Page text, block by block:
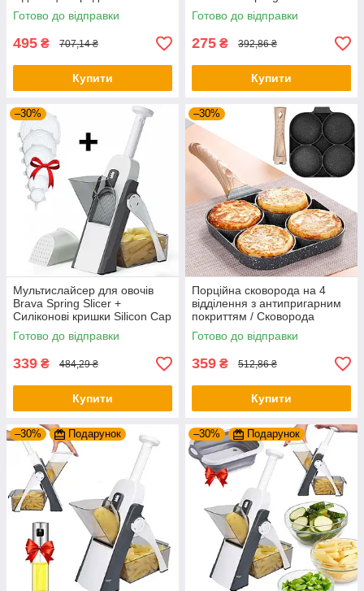
Кухонне начиння
Готово до відправки
495 ₴ 707,14 ₴
Купити
mashine, з USB / Верстат для
вареників
Готово до відправки
275 ₴ 392,86 ₴
Купити
–30%
Мультислайсер для овочів
Brava Spring Slicer +
Силіконові кришки Silicon Cap
6 шт
Готово до відправки
339 ₴ 484,29 ₴
Купити
–30%
Порційна сковорода на 4
відділення з антипригарним
покриттям / Сковорода
антипригарна / Сковорідка
кухонна
Готово до відправки
359 ₴ 512,86 ₴
Купити
–30% Подарунок –30% Подарунок